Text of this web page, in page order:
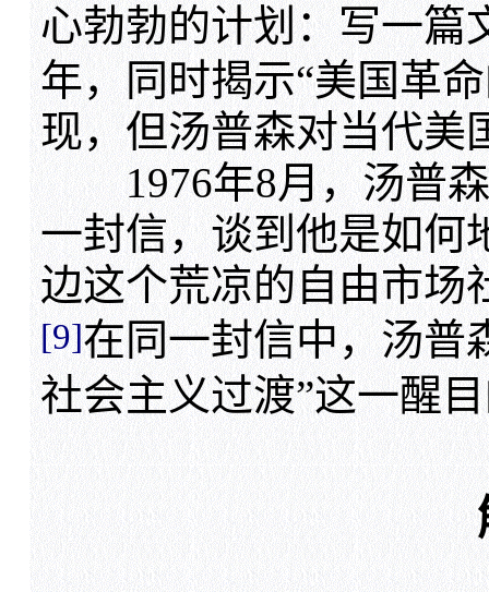
心勃勃的计划：写一篇
年，同时揭示“美国革
现，但汤普森对当代美
1976年8月，汤普森
一封信，谈到他是如何
边这个荒凉的自由市场
[9]在同一封信中，汤普
社会主义过渡”这一醒